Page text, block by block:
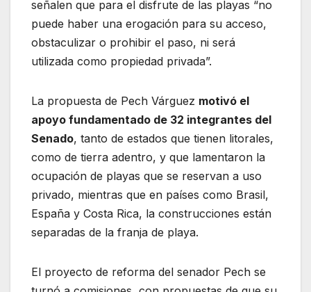
señalen que para el disfrute de las playas “no
puede haber una erogación para su acceso,
obstaculizar o prohibir el paso, ni será
utilizada como propiedad privada”.
La propuesta de Pech Várguez motivó el
apoyo fundamentado de 32 integrantes del
Senado, tanto de estados que tienen litorales,
como de tierra adentro, y que lamentaron la
ocupación de playas que se reservan a uso
privado, mientras que en países como Brasil,
España y Costa Rica, la construcciones están
separadas de la franja de playa.
El proyecto de reforma del senador Pech se